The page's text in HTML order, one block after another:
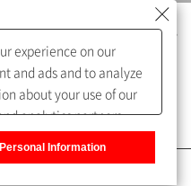
）
experience on our
and ads and to analyze
about your use of our
analytics partners,
Information